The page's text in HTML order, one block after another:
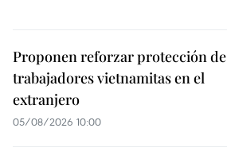
Proponen reforzar protección de
trabajadores vietnamitas en el
extranjero
05/08/2026 10:00